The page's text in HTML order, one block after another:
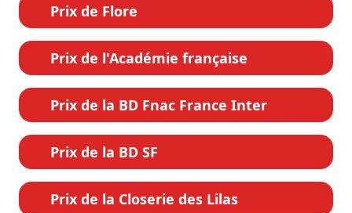
Prix de Flore
Prix de l'Académie française
Prix de la BD Fnac France Inter
Prix de la BD SF
Prix de la Closerie des Lilas